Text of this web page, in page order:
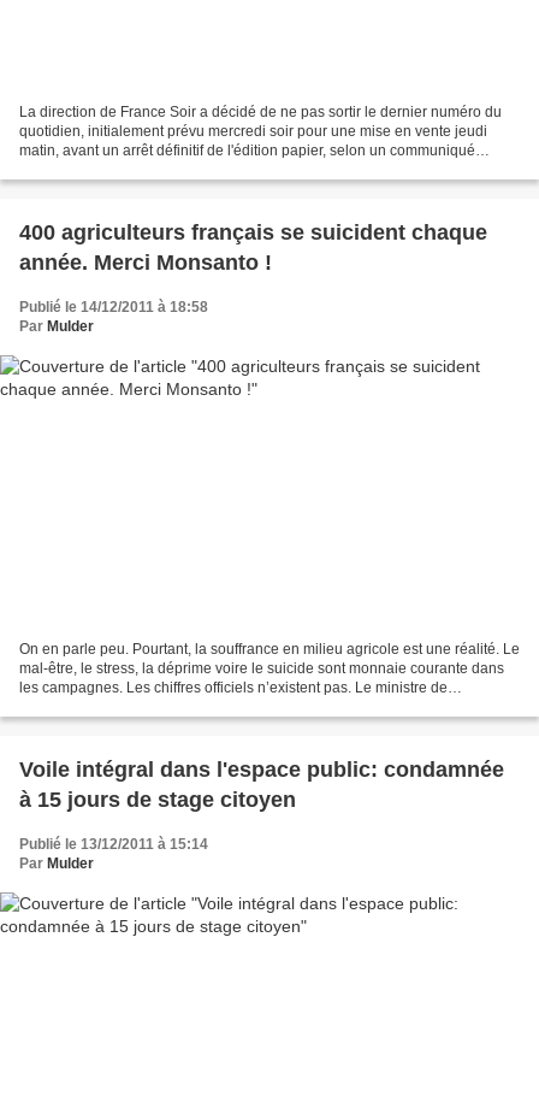
La direction de France Soir a décidé de ne pas sortir le dernier numéro du
quotidien, initialement prévu mercredi soir pour une mise en vente jeudi
matin, avant un arrêt définitif de l'édition papier, selon un communiqué
400 agriculteurs français se suicident chaque
année. Merci Monsanto !
Publié le 14/12/2011 à 18:58
Par Mulder
On en parle peu. Pourtant, la souffrance en milieu agricole est une réalité. Le
mal-être, le stress, la déprime voire le suicide sont monnaie courante dans
les campagnes. Les chiffres officiels n’existent pas. Le ministre de
Voile intégral dans l'espace public: condamnée
à 15 jours de stage citoyen
Publié le 13/12/2011 à 15:14
Par Mulder